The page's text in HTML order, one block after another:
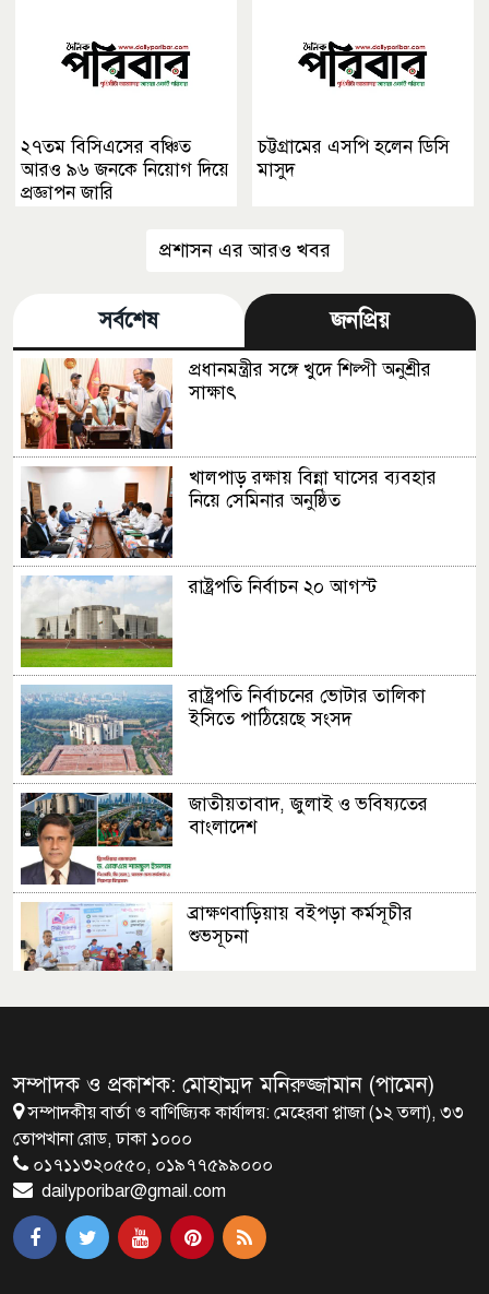
২৭তম বিসিএসের বঞ্চিত
আরও ৯৬ জনকে নিয়োগ দিয়ে
প্রজ্ঞাপন জারি
চট্টগ্রামের এসপি হলেন ডিসি
মাসুদ
প্রশাসন এর আরও খবর
সর্বশেষ জনপ্রিয়
প্রধানমন্ত্রীর সঙ্গে খুদে শিল্পী অনুশ্রীর
সাক্ষাৎ
খালপাড় রক্ষায় বিন্না ঘাসের ব্যবহার
নিয়ে সেমিনার অনুষ্ঠিত
রাষ্ট্রপতি নির্বাচন ২০ আগস্ট
রাষ্ট্রপতি নির্বাচনের ভোটার তালিকা
ইসিতে পাঠিয়েছে সংসদ
জাতীয়তাবাদ, জুলাই ও ভবিষ্যতের
বাংলাদেশ
ব্রাক্ষণবাড়িয়ায় বইপড়া কর্মসূচীর
শুভসূচনা
৪ বিয়ের পর অন্য নারীর ঘরে জামায়াত
প্রধানমন্ত্রীর সঙ্গে সাক্ষাৎ সৌদি আরবের
উপ পররাষ্ট্রমন্ত্রীর
সম্পাদক ও প্রকাশক: মোহাম্মদ মনিরুজ্জামান (পামেন)
সম্পাদকীয় বার্তা ও বাণিজ্যিক কার্যালয়: মেহেরবা প্লাজা (১২ তলা), ৩৩
তোপখানা রোড, ঢাকা ১০০০
০১৭১১৩২০৫৫০, ০১৯৭৭৫৯৯০০০
dailyporibar@gmail.com